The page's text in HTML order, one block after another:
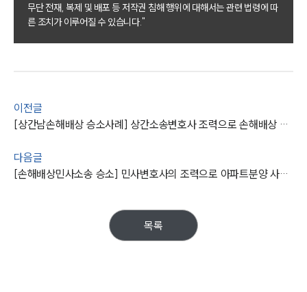
그룹소개
그룹소개
AI대륜
사례분석/최신동향
법률정보
법률지식인
무단 전재, 복제 및 배포 등 저작권 침해 행위에 대해서는 관련 법령에 따
른 조치가 이루어질 수 있습니다."
이전글
[상간남손해배상 승소사례] 상간소송변호사 조력으로 손해배상 소송 통해 거액의 위자료 받아내다
다음글
[손해배상민사소송 승소] 민사변호사의 조력으로 아파트분양 사기 계약금 돌려받아내
목록